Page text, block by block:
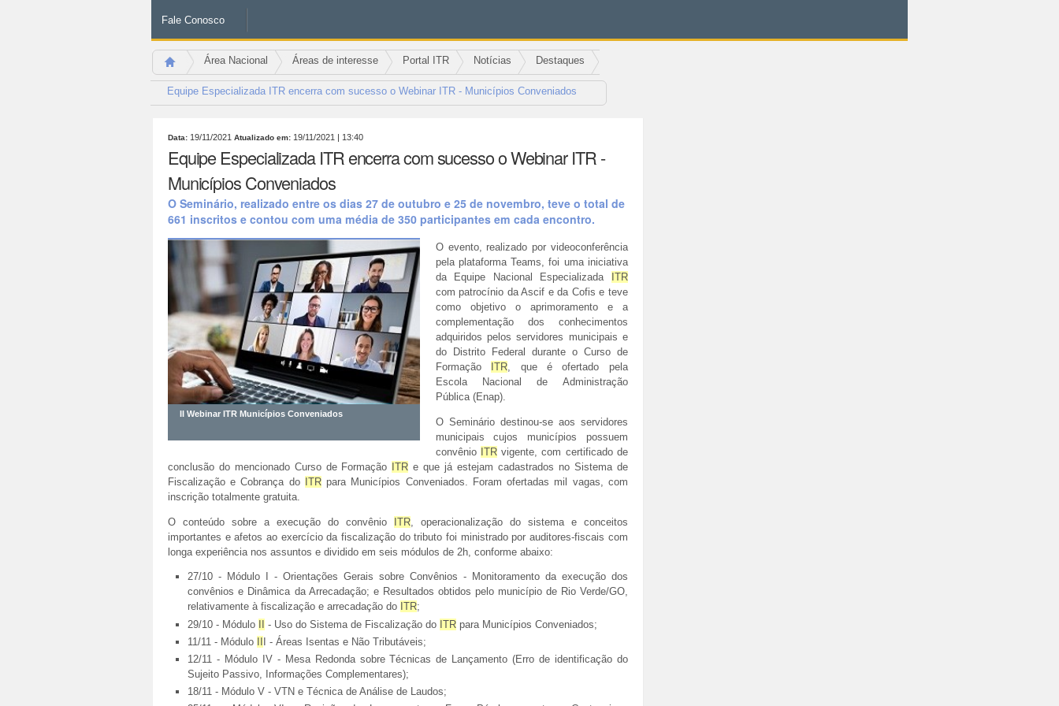
Fale Conosco
Área Nacional Áreas de interesse Portal ITR Notícias Destaques
Equipe Especializada ITR encerra com sucesso o Webinar ITR - Municípios Conveniados
Data: 19/11/2021 Atualizado em: 19/11/2021 | 13:40
Equipe Especializada ITR encerra com sucesso o Webinar ITR -
Municípios Conveniados
O Seminário, realizado entre os dias 27 de outubro e 25 de novembro, teve o total de
661 inscritos e contou com uma média de 350 participantes em cada encontro.
II Webinar ITR Municípios Conveniados
O evento, realizado por videoconferência
pela plataforma Teams, foi uma iniciativa
da Equipe Nacional Especializada
ITR
com patrocínio da Ascif e da Cofis e teve
como objetivo o aprimoramento e a
complementação dos conhecimentos
adquiridos pelos servidores municipais e
do Distrito Federal durante o Curso de
Formação
ITR, que é ofertado pela
Escola Nacional de Administração
Pública (Enap).
O Seminário destinou-se aos servidores
municipais cujos municípios possuem
convênio ITR vigente, com certificado de
conclusão do mencionado Curso de Formação
ITR e que já estejam cadastrados no Sistema de
Fiscalização e Cobrança do
ITRpara Municípios Conveniados. Foram ofertadas mil vagas, com
inscrição totalmente gratuita.
O conteúdo sobre a execução do convênio ITR, operacionalização do sistema e conceitos
importantes e afetos ao exercício da fiscalização do tributo foi ministrado por auditores-fiscais com
longa experiência nos assuntos e dividido em seis módulos de 2h, conforme abaixo:
27/10 - Módulo I - Orientações Gerais sobre Convênios - Monitoramento da execução dos
convênios e Dinâmica da Arrecadação; e Resultados obtidos pelo município de Rio Verde/GO,
relativamente à fiscalização e arrecadação do ITR;
29/10 - Módulo II - Uso do Sistema de Fiscalização do ITR para Municípios Conveniados;
11/11 - Módulo
I - Áreas Isentas e Não Tributáveis;
12/11 - Módulo IV - Mesa Redonda sobre Técnicas de Lançamento (Erro de identificação do
Sujeito Passivo, Informações Complementares);
18/11 - Módulo V - VTN e Técnica de Análise de Laudos;